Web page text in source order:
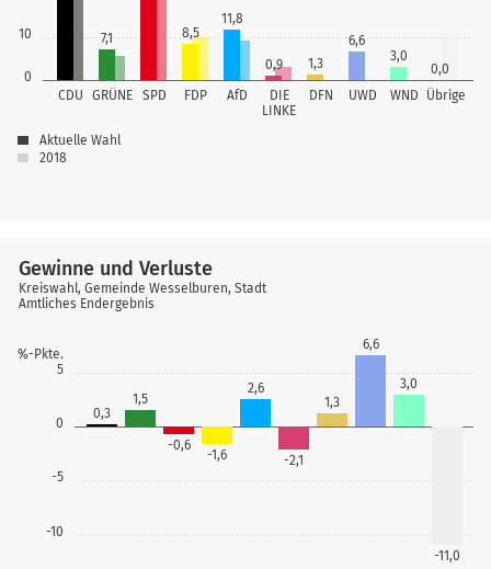
0
10
CDU GRÜNE SPD FDP AfD
DIE
LINKE
DFN UWD WND Übrige
7,1 8,5
11,8
0,9 1,3
6,6
3,0
0,0
Aktuelle Wahl
2018
-10
-5
0
5
%-Pkte.
0,3
1,5
-0,6
-1,6
2,6
-2,1
1,3
6,6
3,0
-11,0
Gewinne und Verluste
Kreiswahl, Gemeinde Wesselburen, Stadt
Amtliches Endergebnis